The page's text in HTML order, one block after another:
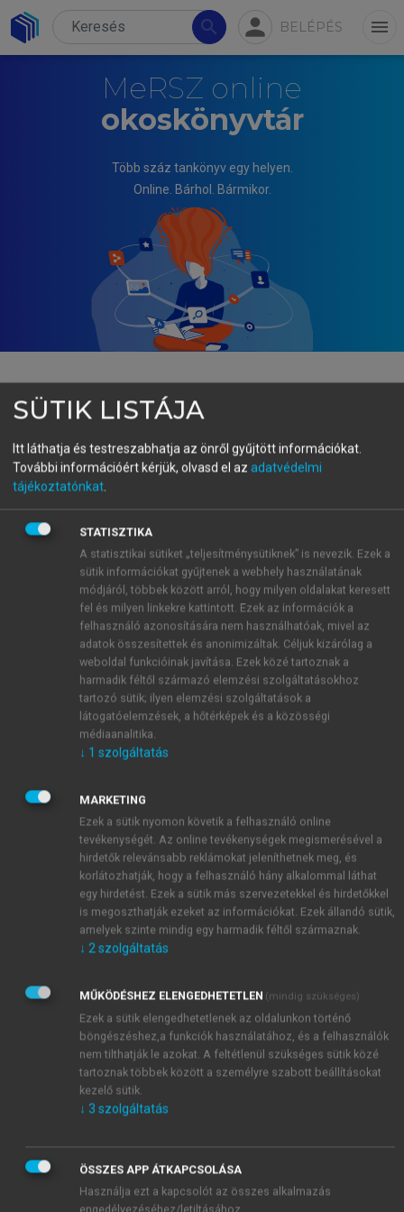
search person BELÉPÉS menu
MeRSZ online
okoskönyvtár
Több száz tankönyv egy helyen.
Online. Bárhol. Bármikor.
CSOMASZ TÓTH KÁLMÁN, FERENCZI ILONA (SAJTÓ
ALÁ RENDEZŐ)
A XVI. század magyar
dallamai
menu_book
„BVDAI ALI BASA HISTORIAIA” – Tinódi éneke
valószínűen 1554-ből (Ld. Dézsi 1912, 118. és 121.;
Horváth C. 1899, 494., utóbbi 1553-ra teszi.) –
Hozzákapcsolódik „ÖRDÖG MATIAS VESZÖDELME”
(Már halljátok vesztét az Ördög Mátyásnak) –
CRONICA L 3/a, ill. M 2/a – Heltai-Cancionale P/b:
„TÖREC CSASZARNAC GYÖZEDELME, KI ALI
egy huzomba” címmel. – RMKT III. 90., 95., jegyz.
430–435. – Mátray 82–83.
SÜTIK LISTÁJA
Itt láthatja és testreszabhatja az önről gyűjtött információkat.
További információért kérjük, olvasd el az adatvédelmi
tájékoztatónkat.
STATISZTIKA
A statisztikai sütiket „teljesítménysütiknek” is nevezik. Ezek a
sütik információkat gyűjtenek a webhely használatának
módjáról, többek között arról, hogy milyen oldalakat keresett
fel és milyen linkekre kattintott. Ezek az információk a
felhasználó azonosítására nem használhatóak, mivel az
adatok összesítettek és anonimizáltak. Céljuk kizárólag a
weboldal funkcióinak javítása. Ezek közé tartoznak a
harmadik féltől származó elemzési szolgáltatásokhoz
tartozó sütik; ilyen elemzési szolgáltatások a
látogatóelemzések, a hőtérképek és a közösségi
médiaanalitika.
↓ 1 szolgáltatás
MARKETING
Ezek a sütik nyomon követik a felhasználó online
tevékenységét. Az online tevékenységek megismerésével a
hirdetők relevánsabb reklámokat jeleníthetnek meg, és
korlátozhatják, hogy a felhasználó hány alkalommal láthat
egy hirdetést. Ezek a sütik más szervezetekkel és hirdetőkkel
is megoszthatják ezeket az információkat. Ezek állandó sütik,
amelyek szinte mindig egy harmadik féltől származnak.
↓ 2szolgáltatás
MŰKÖDÉSHEZ ELENGEDHETETLEN (mindig szükséges)
Ezek a sütik elengedhetetlenek az oldalunkon történő
böngészéshez,a funkciók használatához, és a felhasználók
nem tilthatják le azokat. A feltétlenül szükséges sütik közé
tartoznak többek között a személyre szabott beállításokat
kezelő sütik.
↓ 3 szolgáltatás
ÖSSZES APP ÁTKAPCSOLÁSA
Használja ezt a kapcsolót az összes alkalmazás
engedélyezéséhez/letiltásához.